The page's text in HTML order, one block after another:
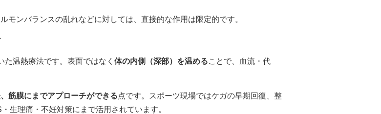
モンバランスの乱れなどに対しては、直接的な作用は限定的です。
温熱療法です。表面ではなく 体の内側（深部）を温めることで、血流・代
筋膜にまでアプローチができる点です。スポーツ現場ではケガの早期回復、整
生理痛・不妊対策にまで活用されています。